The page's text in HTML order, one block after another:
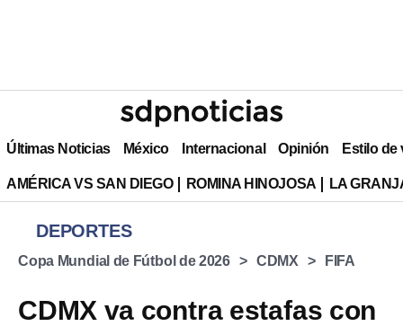
Últimas Noticias México Internacional Opinión Estilo de
AMÉRICA VS SAN DIEGO ROMINA HINOJOSA LA
DEPORTES
Copa Mundial de Fútbol de 2026 CDMX FIFA
CDMX va contra estafas con